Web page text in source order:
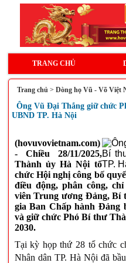
TRANG CHỦ
Trang chủ > Dòng họ Vũ - Võ Việt
Ông Vũ Đại Thắng giữ chức
UBND TP. Hà Nội
(hovuvovietnam.com)
- Chiều 28/11/2025,
Thành ủy Hà Nội tổ
chức Hội nghị công bố
điều động, phân công,
viên Trung ương Đảng, Bí
gia Ban Chấp hành Đảng
và giữ chức Phó Bí thư
2030.
Tại kỳ họp thứ 28 tổ chức
Nhân dân TP. Hà Nội đã